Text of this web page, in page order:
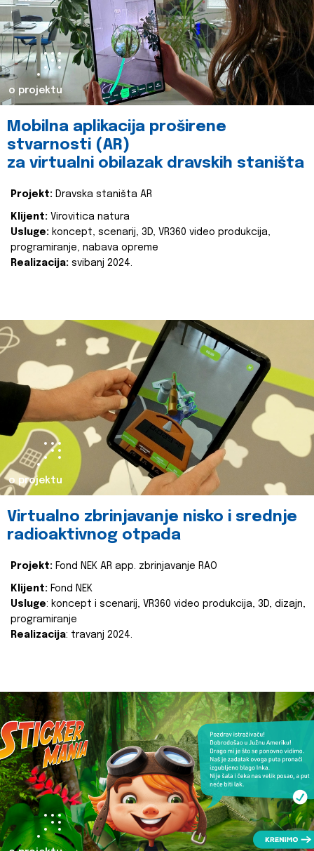
o projektu
Mobilna aplikacija proširene
stvarnosti (AR)
za virtualni obilazak dravskih staništa
Projekt: Dravska staništa AR
Klijent: Virovitica natura
Usluge: koncept, scenarij, 3D, VR360 video produkcija,
programiranje, nabava opreme
Realizacija: svibanj 2024.
o projektu
Virtualno zbrinjavanje nisko i srednje
radioaktivnog otpada
Projekt: Fond NEK AR app. zbrinjavanje RAO
Klijent: Fond NEK
Usluge: koncept i scenarij, VR360 video produkcija, 3D, dizajn,
programiranje
Realizacija: travanj 2024.